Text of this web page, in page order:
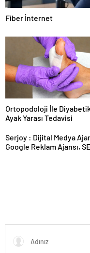
Fiber İnternet
Ortopodoloji İle
Ayak Yarası Tedavisi
Serjoy : Dijital Medya Ajansı,
Google Reklam Ajansı,